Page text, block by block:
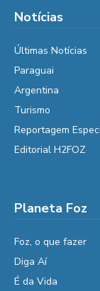
Notícias
Últimas Notícias
Paraguai
Argentina
Turismo
Reportagem
Editorial H2FOZ
Planeta Foz
Foz, o que fazer
Diga Aí
É da Vida